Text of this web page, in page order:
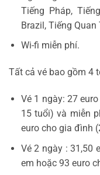
Tiếng Pháp,
Brazil, Tiếng
Wi-fi miễn phí.
Tất cả vé bao gồm 4
Vé 1 ngày: 27
15 tuổi) và miễn
euro cho gia đình
Vé 2 ngày : 31,50
em hoặc 93 euro